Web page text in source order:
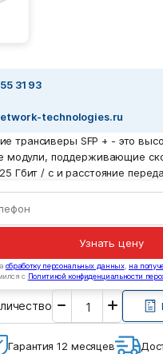
31 93
technologies.ru
трансиверы SFP + - это
модули, поддерживающие
Гбит / с и расстояние
Узнать цену
обработку персональных данных, на
с Политикой конфиденциальности
Введите
необходимое
количество
Гарантия 12 месяцев